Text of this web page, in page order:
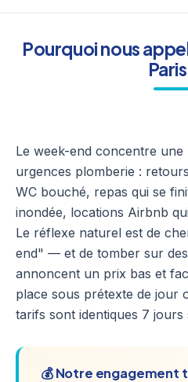
Pourquoi nous
Paris
Le week-end concentre
urgences plomberie :
WC bouché, repas qui se
inondée, locations Airbnb
Le réflexe naturel est de
end" — et de tomber sur
annoncent un prix bas et
place sous prétexte de jour
tarifs sont identiques 7
💰 Notre engagement